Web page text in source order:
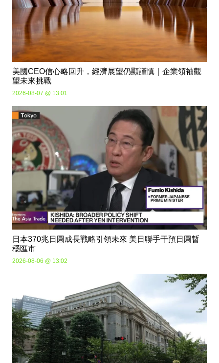
美國CEO信心略回升，經濟展望仍顯謹慎｜企業領袖觀
望未來挑戰
2026-08-07 @ 13:01
日本370兆日圓成長戰略引領未來 美日聯手干預日圓暫
穩匯市
2026-08-06 @ 13:02